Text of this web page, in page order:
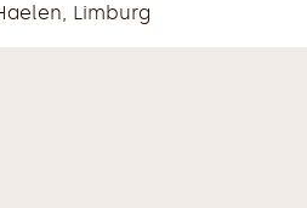
, Limburg